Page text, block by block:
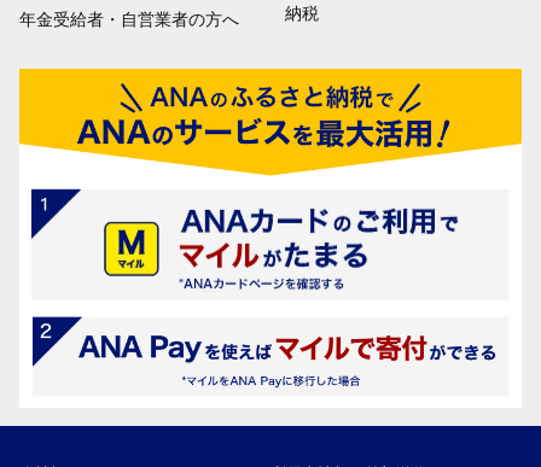
年金受給者・自営業者の方へ
納税